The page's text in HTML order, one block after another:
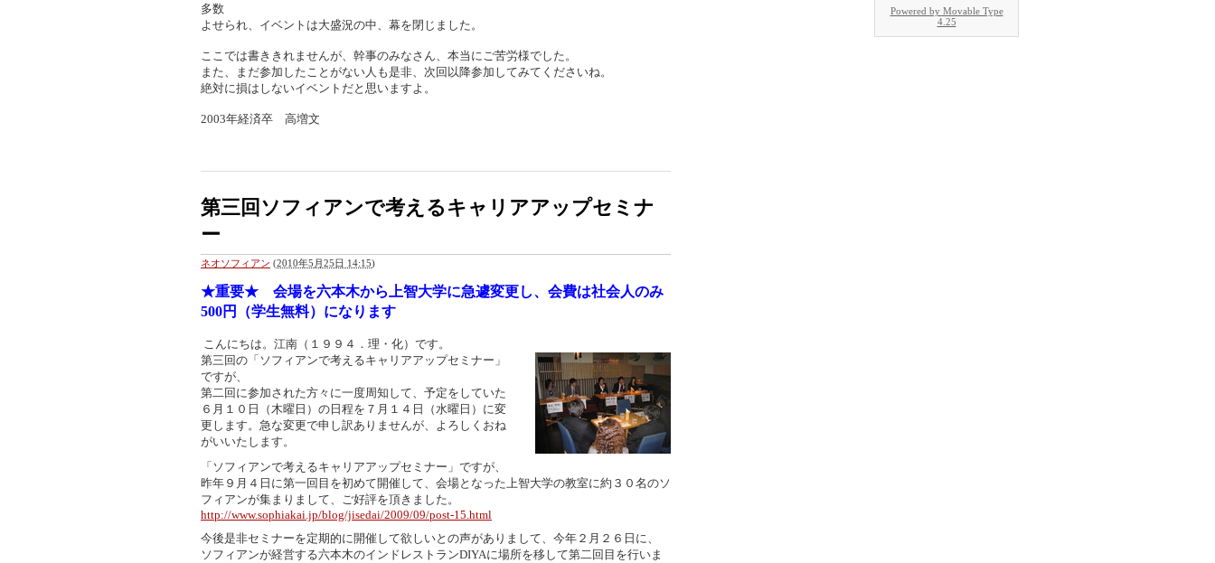
多数
よせられ、イベントは大盛況の中、幕を閉じました。
ここでは書ききれませんが、幹事のみなさん、本当にご苦労様でした。
また、まだ参加したことがない人も是非、次回以降参加してみてくださいね。
絶対に損はしないイベントだと思いますよ。
2003年経済卒 高増文
第三回ソフィアンで考えるキャリアアップセミナ
ー
ネオソフィアン (2010年5月25日 14:15)
★重要★ 会場を六本木から上智大学に急遽変更し、会費は社会人のみ
500円（学生無料）になります
こんにちは。江南（１９９４．理・化）です。
第三回の「ソフィアンで考えるキャリアアップセミナー」
ですが、
第二回に参加された方々に一度周知して、予定をしていた
６月１０日（木曜日）の日程を７月１４日（水曜日）に変
更します。急な変更で申し訳ありませんが、よろしくおね
がいいたします。
「ソフィアンで考えるキャリアアップセミナー」ですが、
昨年９月４日に第一回目を初めて開催して、会場となった上智大学の教室に約３０名のソ
フィアンが集まりまして、ご好評を頂きました。
http://www.sophiakai.jp/blog/jisedai/2009/09/post-15.html
今後是非セミナーを定期的に開催して欲しいとの声がありまして、今年２月２６日に、
ソフィアンが経営する六本木のインドレストランDIYAに場所を移して第二回目を行いま
Powered by Movable Type
4.25